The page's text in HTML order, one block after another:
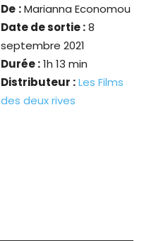
De :Marianna Economou
Date de sortie :8
septembre 2021
Durée :1h 13 min
Distributeur :Les Films
des deux rives